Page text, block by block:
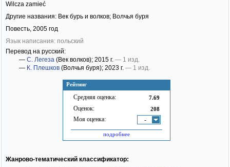
Рейтинг
Средняя оценка: 7.69
Оценок: 208
Моя оценка: -
подробнее
Wilcza zamieć
Другие названия: Век бурь и волков; Волчья буря
Повесть, 2005 год
Язык написания: польский
Перевод на русский:
— С. Легеза (Век волков); 2015 г. — 1 изд.
— К. Плешков (Волчья буря); 2023 г. — 1 изд.
Жанрово-тематический классификатор: